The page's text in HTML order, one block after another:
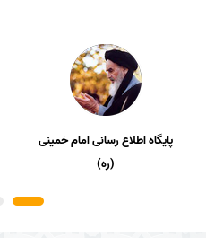
پایگاه اطلاع رسانی امام خمینی
(ره)